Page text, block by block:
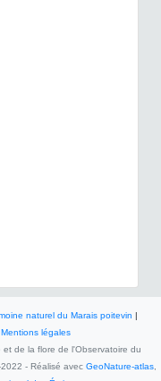
naturel du Marais poitevin |
Mentions légales
de la flore de l'Observatoire du
- Réalisé avec GeoNature-atlas,